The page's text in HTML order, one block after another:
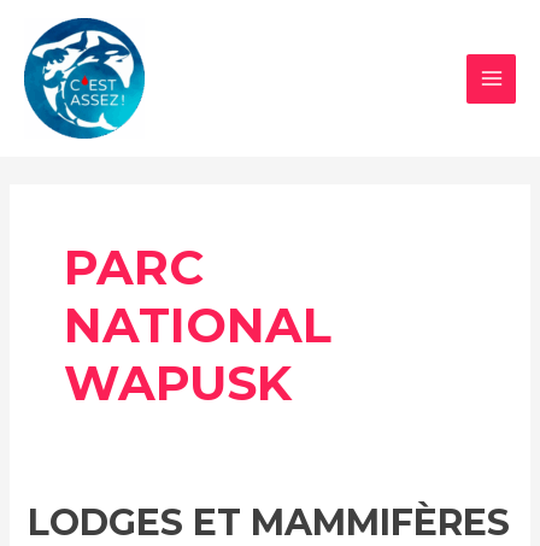
contenu
PARC
NATIONAL
WAPUSK
LODGES ET MAMMIFÈRES